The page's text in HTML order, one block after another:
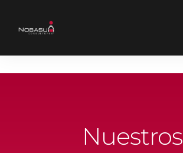
Nuestros
Inicio